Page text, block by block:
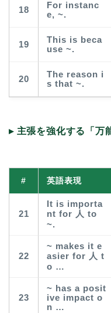
18
For instanc
e, ~.
19
This is beca
use ~.
20
The reason i
s that ~.
▸ 主張を強化する「万
# 英語表現
21
It is importa
nt for 人 to
~.
22
~ makes it e
asier for 人 t
o …
23
~ has a posit
ive impact o
n …